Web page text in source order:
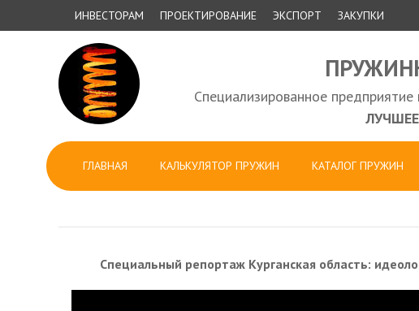
ИНВЕСТОРАМ ПРОЕКТИРОВАНИЕ ЭКСПОРТ ЗАКУПКИ
Специализированное
ГЛАВНАЯ КАЛЬКУЛЯТОР ПРУЖИН КАТАЛОГ ПРУЖИН
Специальный репортаж Курганская область: